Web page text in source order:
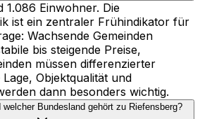
1.086 Einwohner. Die
ist ein zentraler Frühindikator für
Wachsende Gemeinden
bis steigende Preise,
müssen differenzierter
Objektqualität und
dann besonders wichtig.
Bundesland gehört zu Riefensberg?